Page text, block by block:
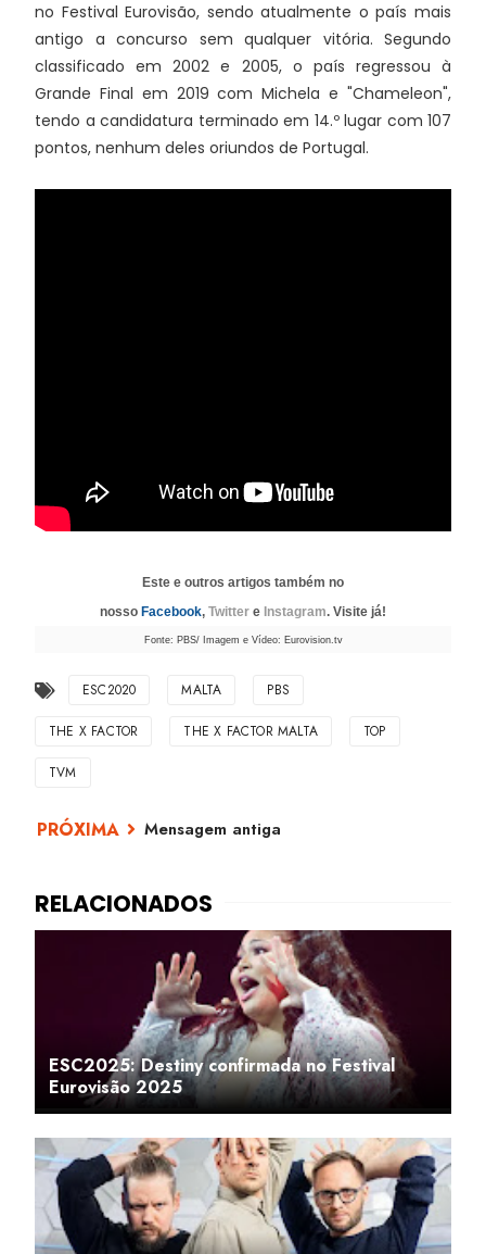
no Festival Eurovisão, sendo atualmente o país mais
antigo a concurso sem qualquer vitória. Segundo
classificado em 2002 e 2005, o país regressou à
Grande Final em 2019 com Michela e "Chameleon",
tendo a candidatura terminado em 14.º lugar com 107
pontos, nenhum deles oriundos de Portugal.
Este e outros artigos também no
nosso Facebook, Twitter e Instagram. Visite já!
Fonte: PBS/ Imagem e Vídeo: Eurovision.tv
ESC2020 MALTA PBS
THE X FACTOR THE X FACTOR MALTA TOP
TVM
Mensagem antiga
ESC2025: Destiny confirmada no Festival
Eurovisão 2025